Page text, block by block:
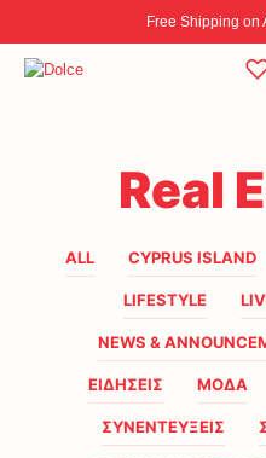
Free Shipping on
Real
ALL CYPRUS ISLAND
LIFESTYLE
NEWS &
ΕΙΔΗΣΕΙΣ ΜΟΔΑ
ΣΥΝΕΝΤΕΥΞΕΙΣ